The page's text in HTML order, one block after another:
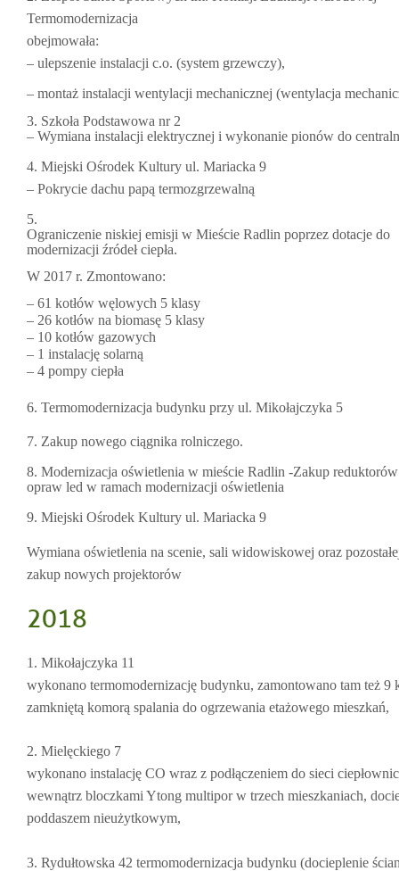
Termomodernizacja
obejmowała:
– ulepszenie instalacji c.o. (system grzewczy),
– montaż instalacji wentylacji mechanicznej (wentylacja
3. Szkoła Podstawowa nr 2
– Wymiana instalacji elektrycznej i wykonanie pionów do
4. Miejski Ośrodek Kultury ul. Mariacka 9
– Pokrycie dachu papą termozgrzewalną
5.
Ograniczenie niskiej emisji w Mieście Radlin poprzez dotacje do
modernizacji źródeł ciepła.
W 2017 r. Zmontowano:
– 61 kotłów węlowych 5 klasy
– 26 kotłów na biomasę 5 klasy
– 10 kotłów gazowych
– 1 instalację solarną
– 4 pompy ciepła
6. Termomodernizacja budynku przy ul. Mikołajczyka 5
7. Zakup nowego ciągnika rolniczego.
8. Modernizacja oświetlenia w mieście Radlin -Zakup
opraw led w ramach modernizacji oświetlenia
9. Miejski Ośrodek Kultury ul. Mariacka 9
Wymiana oświetlenia na scenie, sali widowiskowej oraz
zakup nowych projektorów
2018
1. Mikołajczyka 11
wykonano termomodernizację budynku, zamontowano tam też
zamkniętą komorą spalania do ogrzewania etażowego mieszkań,
2. Mielęckiego 7
wykonano instalację CO wraz z podłączeniem do sieci
wewnątrz bloczkami Ytong multipor w trzech mieszkaniach,
poddaszem nieużytkowym,
3. Rydułtowska 42 termomodernizacja budynku (docieplenie